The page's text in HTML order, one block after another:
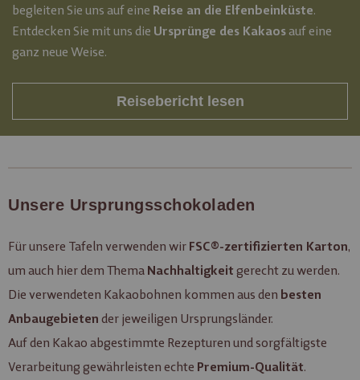
begleiten Sie uns auf eine Reise an die Elfenbeinküste.
Entdecken Sie mit uns die Ursprünge des Kakaos auf eine
ganz neue Weise.
Reisebericht lesen
Unsere Ursprungsschokoladen
Für unsere Tafeln verwenden wir FSC®-zertifizierten Karton,
um auch hier dem Thema Nachhaltigkeit gerecht zu werden.
Die verwendeten Kakaobohnen kommen aus den besten
Anbaugebieten der jeweiligen Ursprungsländer.
Auf den Kakao abgestimmte Rezepturen und sorgfältigste
Verarbeitung gewährleisten echte Premium-Qualität.